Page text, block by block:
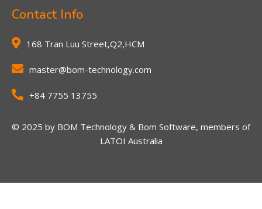
Contact Info
168 Tran Luu Street,Q2,HCM
master@bom-technology.com
+84 7755 13755
© 2025 by BOM Technology & Bom Software, members of
LATOI Australia